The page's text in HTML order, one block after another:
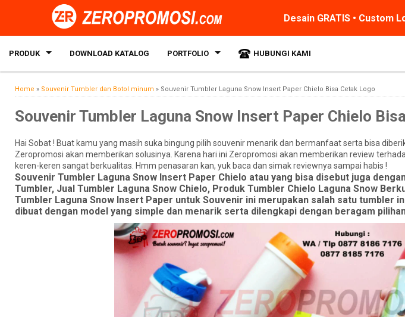
Desain GRATIS • Custom
PRODUK DOWNLOAD KATALOG PORTFOLIO HUBUNGI KAMI
Home » Souvenir Tumbler dan Botol minum » Souvenir Tumbler Laguna Snow Insert Paper Chielo Bisa Cetak Logo
Souvenir Tumbler Laguna Snow Insert Paper Chielo
Hai Sobat ! Buat kamu yang masih suka bingung pilih souvenir menarik dan bermanfaat serta bisa
Zeropromosi akan memberikan solusinya. Karena hari ini Zeropromosi akan memberikan review
keren-keren sangat berkualitas. Hmm penasaran kan, yuk baca dan simak reviewnya sampai habis !
Souvenir Tumbler Laguna Snow Insert Paper Chielo atau yang bisa disebut juga
Tumbler, Jual Tumbler Laguna Snow Chielo, Produk Tumbler Chielo Laguna Snow
Tumbler Laguna Snow Insert Paper untuk Souvenir ini merupakan salah satu tumbler
dibuat dengan model yang simple dan menarik serta dilengkapi dengan beragam